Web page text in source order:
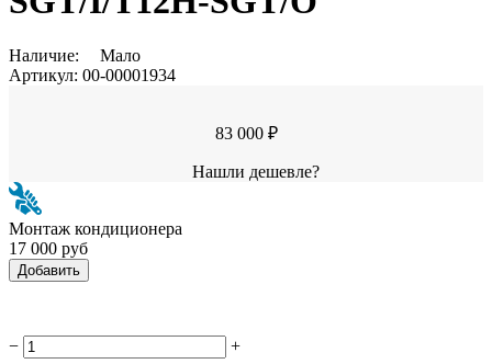
Наличие:
Мало
Артикул: 00-00001934
83 000 ₽
Нашли дешевле?
Монтаж кондиционера
17 000 руб
Добавить
−
+